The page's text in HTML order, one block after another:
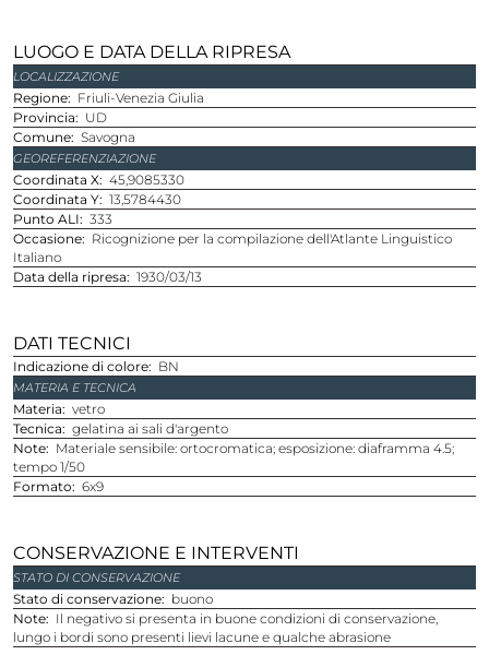
LUOGO E DATA DELLA RIPRESA
LOCALIZZAZIONE
Regione
Friuli-Venezia Giulia
Provincia
UD
Comune Savogna
GEOREFERENZIAZIONE
Coordinata X 45,9085330
Coordinata Y 13,5784430
Punto ALI
333
Occasione
Ricognizione per la compilazione dell'Atlante Linguistico
Italiano
Data della ripresa
1930/03/13
DATI TECNICI
Indicazione di colore BN
MATERIA E TECNICA
Materia
vetro
Tecnica
gelatina ai sali d'argento
Note
Materiale sensibile: ortocromatica; esposizione: diaframma 4.5;
tempo 1/50
Formato
6x9
CONSERVAZIONE E INTERVENTI
STATO DI CONSERVAZIONE
Stato di conservazione
buono
Note
Il negativo si presenta in buone condizioni di conservazione,
lungo i bordi sono presenti lievi lacune e qualche abrasione